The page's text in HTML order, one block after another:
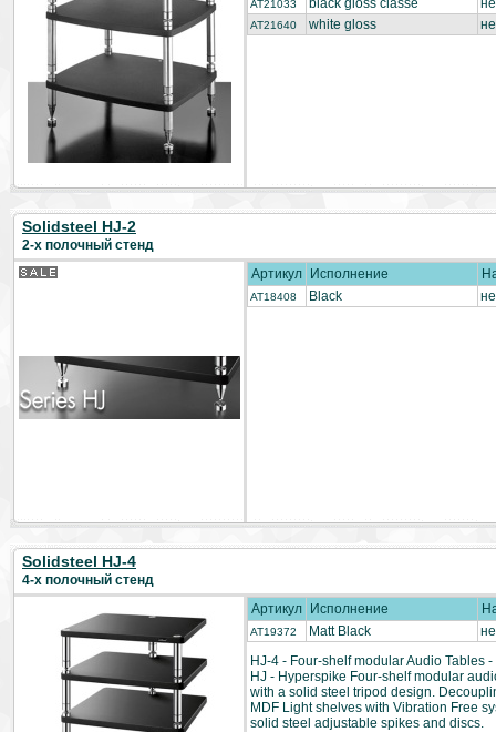
AT21033 black gloss classe
AT21640 white gloss
Solidsteel HJ-2
2-х полочный стенд
Артикул
Исполнение
AT18408 Black
Solidsteel HJ-4
4-х полочный стенд
Артикул
Исполнение
AT19372 Matt Black
HJ-4 - Four-shelf modular Audio Tables
HJ - Hyperspike Four-shelf modular
with a solid steel tripod design.
MDF Light shelves with Vibration Free
solid steel adjustable spikes and discs.